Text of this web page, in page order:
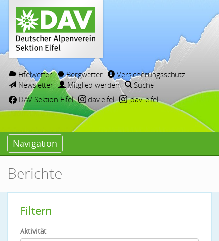
Eifelwetter Bergwetter
Versicherungsschutz
Newsletter
Mitglied werden
Suche
DAV Sektion Eifel
dav.eifel jdav_eifel
Navigation
Berichte
Filtern
Aktivität